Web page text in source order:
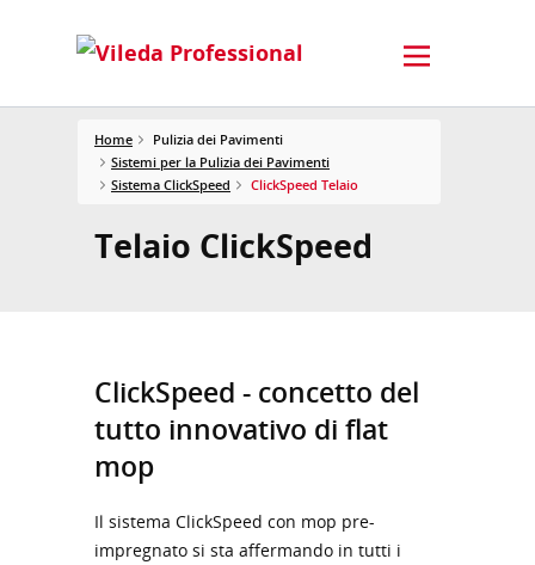
Home
Pulizia dei Pavimenti
Sistemi per la Pulizia dei Pavimenti
Sistema ClickSpeed
ClickSpeed Telaio
Telaio ClickSpeed
ClickSpeed - concetto del
tutto innovativo di flat
mop
Il sistema ClickSpeed con mop pre-
impregnato si sta affermando in tutti i